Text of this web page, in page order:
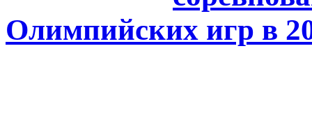
Олимпийских игр в